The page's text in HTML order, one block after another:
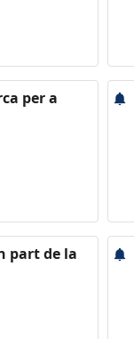
per a
part de la